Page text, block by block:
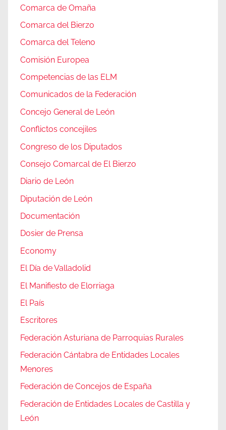
Comarca de Omaña
Comarca del Bierzo
Comarca del Teleno
Comisión Europea
Competencias de las ELM
Comunicados de la Federación
Concejo General de León
Conflictos concejiles
Congreso de los Diputados
Consejo Comarcal de El Bierzo
Diario de León
Diputación de León
Documentación
Dosier de Prensa
Economy
El Día de Valladolid
El Manifiesto de Elorriaga
El País
Escritores
Federación Asturiana de Parroquias Rurales
Federación Cántabra de Entidades Locales
Menores
Federación de Concejos de España
Federación de Entidades Locales de Castilla y
León